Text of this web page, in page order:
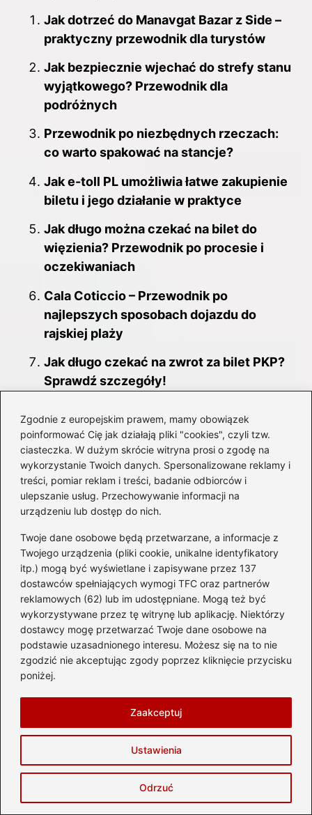
Zgodnie z europejskim prawem, mamy obowiązek
poinformować Cię jak działają pliki "cookies", czyli tzw.
ciasteczka. W dużym skrócie witryna prosi o zgodę na
wykorzystanie Twoich danych. Spersonalizowane reklamy i
treści, pomiar reklam i treści, badanie odbiorców i
ulepszanie usług. Przechowywanie informacji na
urządzeniu lub dostęp do nich.
Twoje dane osobowe będą przetwarzane, a informacje z
Twojego urządzenia (pliki cookie, unikalne identyfikatory
itp.) mogą być wyświetlane i zapisywane przez 137
dostawców spełniających wymogi TFC oraz partnerów
reklamowych (62) lub im udostępniane. Mogą też być
wykorzystywane przez tę witrynę lub aplikację. Niektórzy
dostawcy mogę przetwarzać Twoje dane osobowe na
podstawie uzasadnionego interesu. Możesz się na to nie
zgodzić nie akceptując zgody poprzez kliknięcie przycisku
poniżej.
Ustawienia
Odrzuć
Zaakceptuj
Jak dotrzeć do Manavgat Bazar z Side –
praktyczny przewodnik dla turystów
Jak bezpiecznie wjechać do strefy stanu
wyjątkowego? Przewodnik dla
podróżnych
Przewodnik po niezbędnych rzeczach:
co warto spakować na stancje?
Jak e-toll PL umożliwia łatwe zakupienie
biletu i jego działanie w praktyce
Jak długo można czekać na bilet do
więzienia? Przewodnik po procesie i
oczekiwaniach
Cala Coticcio – Przewodnik po
najlepszych sposobach dojazdu do
rajskiej plaży
Jak długo czekać na zwrot za bilet PKP?
Sprawdź szczegóły!
koleo – wszystko, co musisz wiedzieć
Przygotuj się na niezapomnianą podróż:
co spakować do Turcji?
Jak bezpiecznie wjechać pod górę zimą:
Jestem twórczynią bloga delta-travel.pl — miejsca, gdzie
planowanie wakacji spotyka się z marzeniem o odkrywaniu
dalekie, które zmieniają sposób patrzenia na życie.
Fascynują mnie hotele z duszą, ukryte plaże, lokalne
kuchnie, najpiękniejsze zabytki, a także wyjątkowe miejsca,
które potrafią stać się najcenniejszym wspomnieniem z
wyprawy.